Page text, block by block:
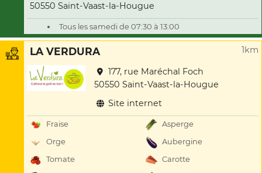
50550 Saint-Vaast-la-Hougue
Tous les samedi de 07:30 à 13:00
LA VERDURA 1km
177, rue Maréchal Foch
50550 Saint-Vaast-la-Hougue
Site internet
Fraise
Asperge
Orge
Aubergine
Tomate
Carotte